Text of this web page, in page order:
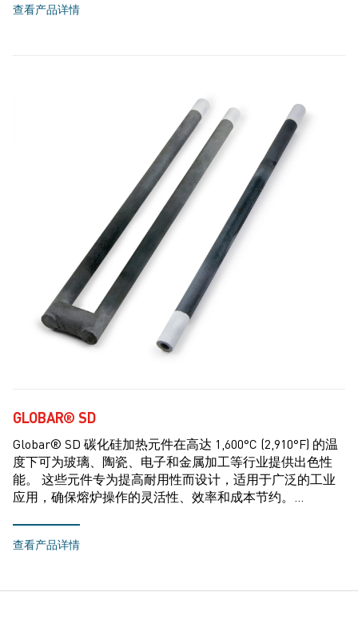
查看产品详情
GLOBAR® SD
Globar® SD 碳化硅加热元件在高达 1,600°C (2,910°F) 的温
度下可为玻璃、陶瓷、电子和金属加工等行业提供出色性
能。 这些元件专为提高耐用性而设计，适用于广泛的工业
应用，确保熔炉操作的灵活性、效率和成本节约。…
查看产品详情